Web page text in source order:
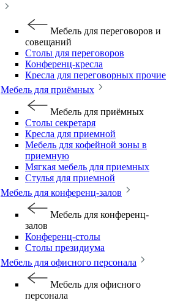
Мебель для переговоров и
совещаний
Столы для переговоров
Конференц-кресла
Кресла для переговорных прочие
Мебель для приёмных
Мебель для приёмных
Столы секретаря
Кресла для приемной
Мебель для кофейной зоны в
приемную
Мягкая мебель для приемных
Стулья для приемной
Мебель для конференц-залов
Мебель для конференц-
залов
Конференц-столы
Столы президиума
Мебель для офисного персонала
Мебель для офисного
персонала